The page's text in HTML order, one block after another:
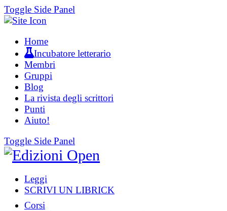
Toggle Side Panel
Home
Incubatore letterario
Membri
Gruppi
Blog
La rivista degli scrittori
Punti
Aiuto!
Toggle Side Panel
Leggi
SCRIVI UN LIBRICK
Corsi